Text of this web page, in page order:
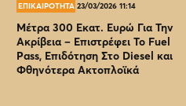
ΕΠΙΚΑΙΡΟΤΗΤΑ 23/03/2026 11:14
Μέτρα 300 Εκατ. Ευρώ Για Την
Ακρίβεια – Επιστρέφει Το Fuel
Pass, Επιδότηση Στο Diesel και
Φθηνότερα Ακτοπλοϊκά